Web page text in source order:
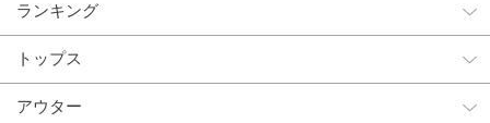
ランキング
トップス
アウター